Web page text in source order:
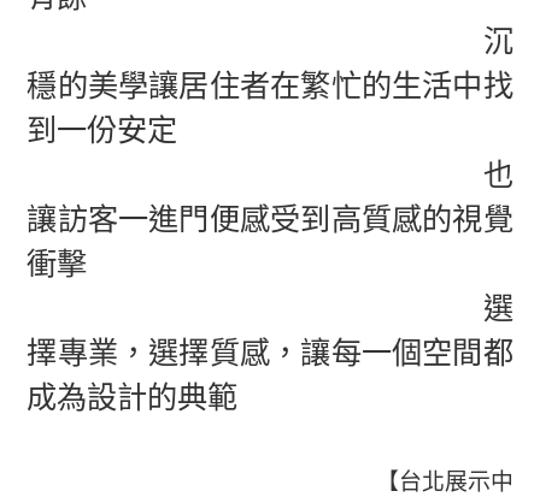
沉
穩的美學讓居住者在繁忙的生活中找
到一份安定
也
讓訪客一進門便感受到高質感的視覺
衝擊
選
擇專業，選擇質感，讓每一個空間都
成為設計的典範
【台北展示中